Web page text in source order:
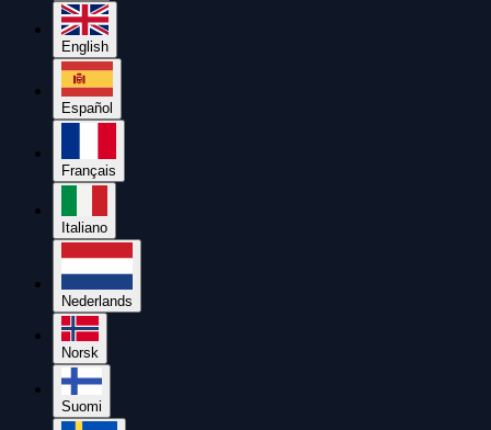
English
Español
Français
Italiano
Nederlands
Norsk
Suomi